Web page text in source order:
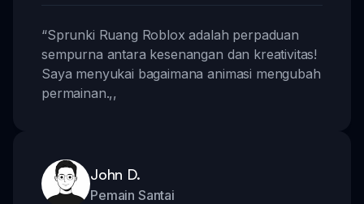
“Sprunki Ruang Roblox adalah perpaduan
sempurna antara kesenangan dan kreativitas!
Saya menyukai bagaimana animasi mengubah
permainan.,,
John D.
Pemain Santai